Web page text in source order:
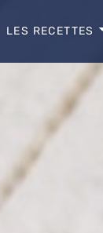
LES RECETTES